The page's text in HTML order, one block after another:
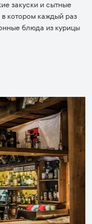
закуски и сытные
котором каждый раз
блюда из курицы